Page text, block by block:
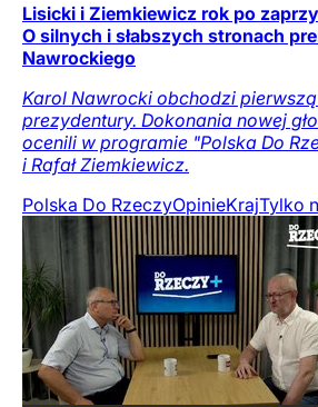
Lisicki i Ziemkiewicz rok po
O silnych i słabszych stronach
Nawrockiego
Karol Nawrocki obchodzi
prezydentury. Dokonania nowej
ocenili w programie "Polska Do
i Rafał Ziemkiewicz.
Polska Do RzeczyOpinieKrajTylko